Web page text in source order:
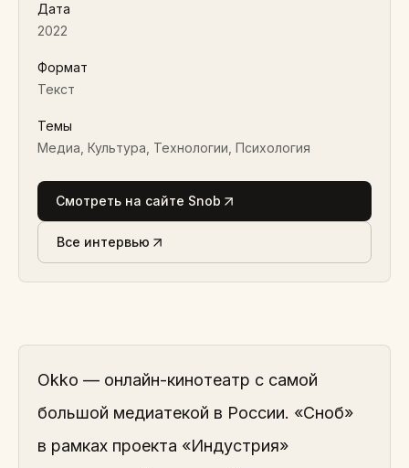
Дата
2022
Формат
Текст
Темы
Медиа, Культура, Технологии, Психология
Смотреть на сайте Snob
Все интервью
Okko — онлайн-кинотеатр с самой
большой медиатекой в России. «Сноб»
в рамках проекта «Индустрия»